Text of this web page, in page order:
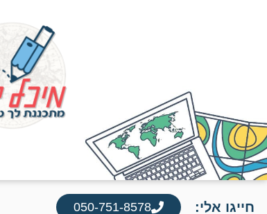
חייגו אלי: 050-751-8578